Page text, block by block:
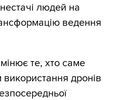
людей на
ведення
те, хто саме
дронів